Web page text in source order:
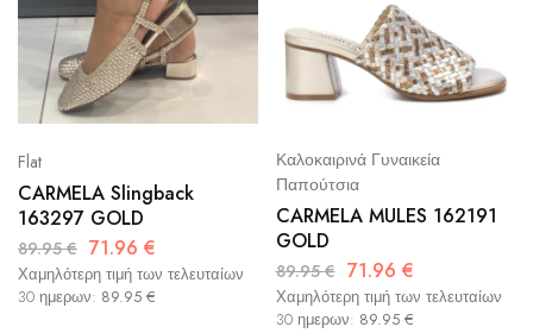
Flat
CARMELA Slingback
163297 GOLD
89.95€ 71.96 €
Χαμηλότερη τιμή των τελευταίων
30 ημερων: 89.95 €
Καλοκαιρινά Γυναικεία
Παπούτσια
CARMELA MULES 162191
GOLD
89.95€ 71.96 €
Χαμηλότερη τιμή των τελευταίων
30 ημερων: 89.95 €